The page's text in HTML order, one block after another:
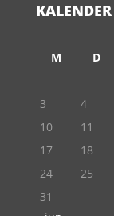
KALENDER
M D
3
4
10
11
17
18
24
25
31